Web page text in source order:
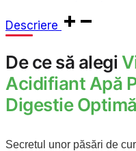
Descriere
De ce să alegi
Acidifiant Apă
Digestie Optimă
Secretul unor păsări de